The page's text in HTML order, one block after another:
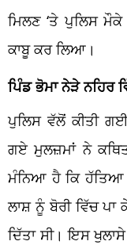
ਮਿਲਣ ‘ਤੇ ਪੁਲਿਸ
ਕਾਬੂ ਕਰ ਲਿਆ।
ਪਿੰਡ ਭੋਮਾ ਨੇੜੇ ਨਹਿਰ
ਪੁਲਿਸ ਵੱਲੋਂ ਕੀਤੀ
ਗਏ ਮੁਲਜ਼ਮਾਂ ਨੇ
ਮੰਨਿਆ ਹੈ ਕਿ ਹੱਤਿਆ
ਲਾਸ਼ ਨੂੰ ਬੋਰੀ ਵਿੱਚ
ਦਿੱਤਾ ਸੀ। ਇਸ